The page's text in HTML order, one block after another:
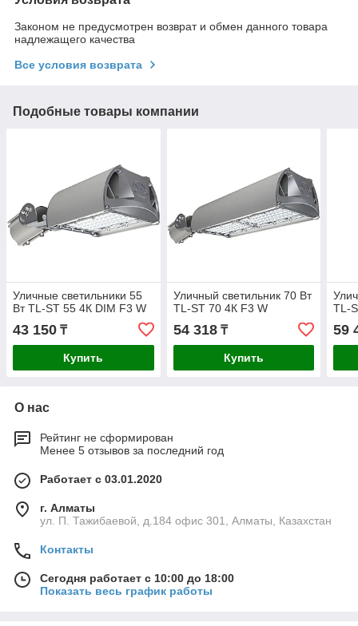
Законом не предусмотрен возврат и обмен данного товара
надлежащего качества
Все условия возврата
Подобные товары компании
Уличные светильники 55
Вт TL-ST 55 4К DIM F3 W
43 150 ₸
Купить
Уличный светильник 70 Вт
TL-ST 70 4К F3 W
54 318₸
Купить
TL-
59
О нас
Рейтинг не сформирован
Менее 5 отзывов за последний год
Работает с 03.01.2020
г. Алматы
ул. П. Тажибаевой, д.184 офис 301, Алматы, Казахстан
Контакты
Сегодня работает с 10:00 до 18:00
Показать весь график работы